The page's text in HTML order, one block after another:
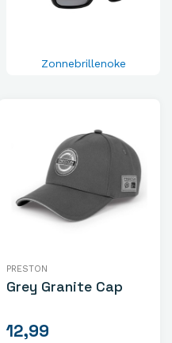
Zonnebrillenoke
PRESTON
Grey Granite Cap
12,99